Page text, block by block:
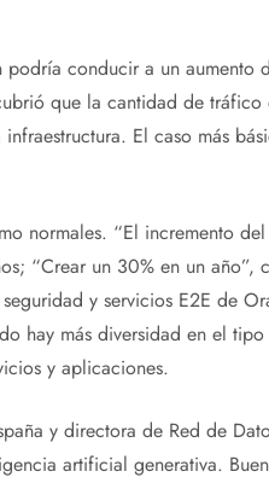
conducir a un aumento
que la cantidad de
El caso más
normales. “El incremento
“Crear un 30% en un año”,
y servicios E2E de
hay más diversidad en el
y aplicaciones.
y directora de Red de
artificial generativa.